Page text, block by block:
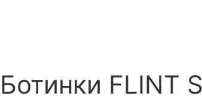
Ботинки FLINT